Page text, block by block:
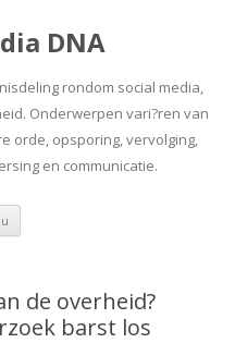
DNA
rondom social media,
Onderwerpen vari?ren van
orde, opsporing, vervolging,
en communicatie.
Spring
inhoud
de overheid?
barst los